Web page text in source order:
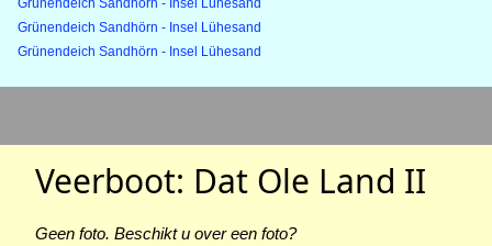
Grünendeich Sandhörn - Insel Lühesand
Grünendeich Sandhörn - Insel Lühesand
Grünendeich Sandhörn - Insel Lühesand
Veerboot: Dat Ole Land II
Geen foto. Beschikt u over een foto?